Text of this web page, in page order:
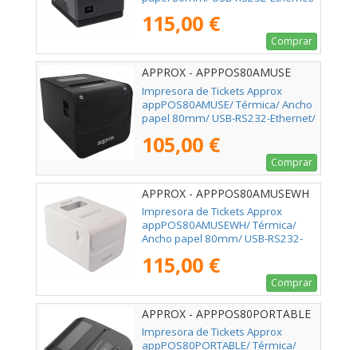
115,00 €
Comprar
APPROX - APPPOS80AMUSE
Impresora de Tickets Approx
appPOS80AMUSE/ Térmica/ Ancho
papel 80mm/ USB-RS232-Ethernet/
105,00 €
Comprar
APPROX - APPPOS80AMUSEWH
Impresora de Tickets Approx
appPOS80AMUSEWH/ Térmica/
Ancho papel 80mm/ USB-RS232-
115,00 €
Comprar
APPROX - APPPOS80PORTABLE
Impresora de Tickets Approx
appPOS80PORTABLE/ Térmica/